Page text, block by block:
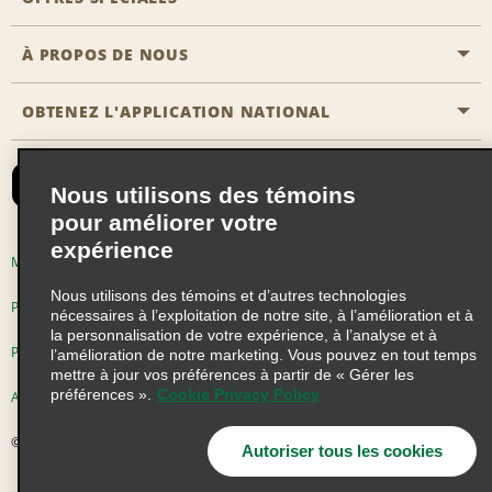
Agents de voyage
Réserver un véhicule pour quelqu'un d'autre
Emerald Club se connecter
Emerald Club S'inscrire
Emerald Club Avantages
Emerald Club Services
Nous contacter
FAQ
Toutes les offres
Abonnement aux courriels
À PROPOS DE NOUS
Histoire de l’entreprise
Nouvelles et histoires
Responsabilité sociale
Occasions de franchise mondiales
Perspectives de carrière
OBTENEZ L'APPLICATION NATIONAL
Modalités d'utilisation
Politique sur les fichiers témoins
Pluriannuel d'accessibilité Choix de confidentialité
AdChoices
© 2026 Enterprise Holdings, Inc. Tous droits réservés
Nous utilisons des témoins
pour améliorer votre
expérience
Nous utilisons des témoins et d’autres technologies
nécessaires à l’exploitation de notre site, à l’amélioration et à
la personnalisation de votre expérience, à l’analyse et à
l’amélioration de notre marketing. Vous pouvez en tout temps
mettre à jour vos préférences à partir de « Gérer les
préférences ».
Cookie Privacy Policy
Autoriser tous les cookies